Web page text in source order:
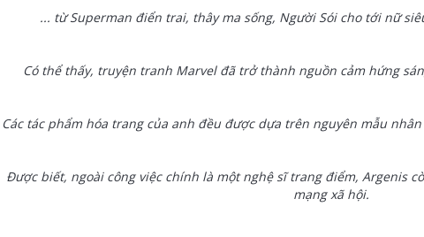
... từ Superman điển trai, thây ma sống, Người Sói cho tới nữ
Có thể thấy, truyện tranh Marvel đã trở thành nguồn cảm hứng
Các tác phẩm hóa trang của anh đều được dựa trên nguyên mẫu
Được biết, ngoài công việc chính là một nghệ sĩ trang điểm, Argenis
mạng xã hội.